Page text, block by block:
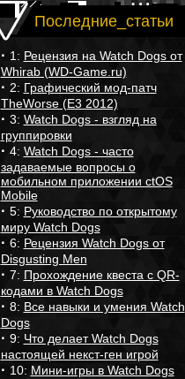
Последние_статьи
· 1: Рецензия на Watch Dogs от
Whirab (WD-Game.ru)
· 2: Графический мод-патч
TheWorse (E3 2012)
· 3: Watch Dogs - взгляд на
группировки
· 4: Watch Dogs - часто
задаваемые вопросы о
мобильном приложении ctOS
Mobile
· 5: Руководство по открытому
миру Watch Dogs
· 6: Рецензия Watch Dogs от
Disgusting Men
· 7: Прохождение квеста с QR-
кодами в Watch Dogs
· 8: Все навыки и умения Watch
Dogs
· 9: Что делает Watch Dogs
настоящей некст-ген игрой
· 10: Мини-игры в Watch Dogs